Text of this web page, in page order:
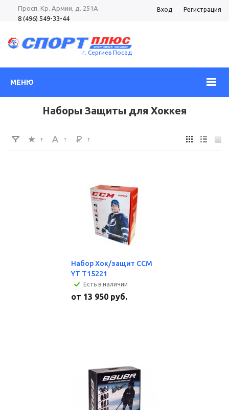
Просп. Кр. Армии, д. 251А
8 (496) 549-33-44
Просп. Кр. Армии, д. 105
8 (496) 540-52-62
Вход Регистрация
г. Сергиев Посад
МЕНЮ
Наборы Защиты для Хоккея
Набор Хок/защит CCM
YT T15221
Есть в наличии
от 13 950 руб.